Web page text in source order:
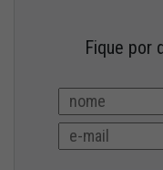
Fique por